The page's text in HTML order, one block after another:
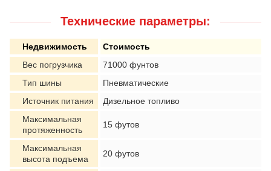
Технические параметры:
Недвижимость
Стоимость
Вес погрузчика
71000 фунтов
Тип шины
Пневматические
Источник питания
Дизельное топливо
Максимальная
протяженность
15 футов
Максимальная
высота подъема
20 футов